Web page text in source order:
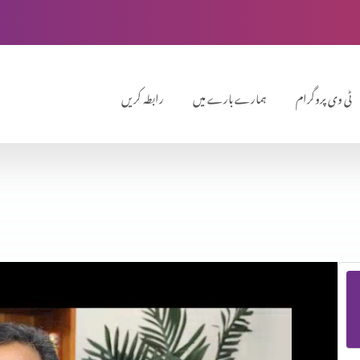
رابطہ کریں ہمارے بارے میں ٹی وی پروگرام